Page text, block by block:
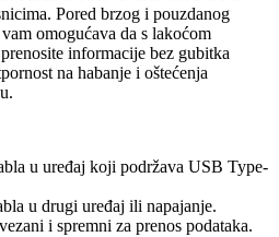
Pored brzog i pouzdanog
omogućava da s lakoćom
informacije bez gubitka
na habanje i oštećenja
u uređaj koji podržava USB Type-
u drugi uređaj ili napajanje.
i spremni za prenos podataka.